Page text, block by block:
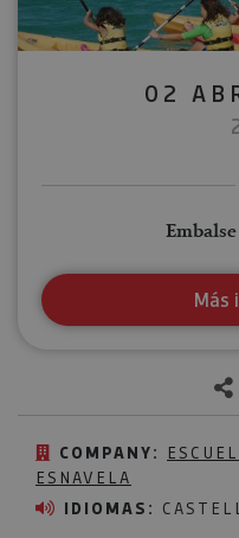
COMPANY:
ESNAVELA
IDIOMAS:
02
Más